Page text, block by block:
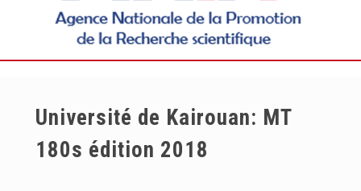
Université de Kairouan: MT
180s édition 2018